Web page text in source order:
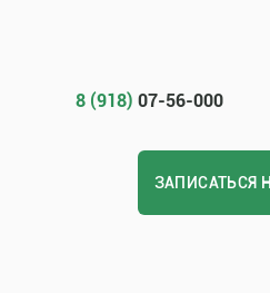
8 (918) 07-56-000
ЗАПИСАТЬСЯ